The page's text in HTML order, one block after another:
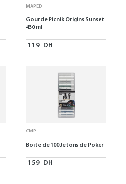
MAPED
Gourde Picnik Origins Sunset
430 ml
119 DH
CMP
Boite de 100 Jetons de Poker
159 DH